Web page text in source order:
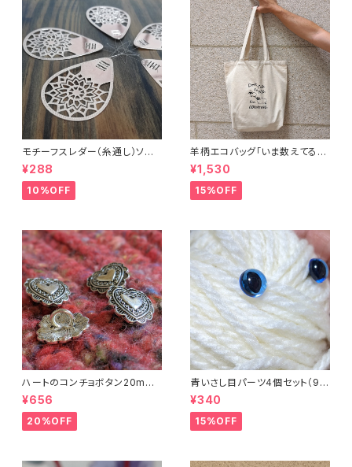
モチーフスレダー（糸通し）ソー
イング小物
¥288
10%OFF
羊柄エコバッグ「いま数えてるか
ら話しかけないで」キャンバスト
ートバッグ
¥1,530
15%OFF
ハートのコンチョボタン20mm
（4個入り）
¥656
20%OFF
青いさし目パーツ4個セット（9m
m）（プラスチックドールアイ）
¥340
15%OFF